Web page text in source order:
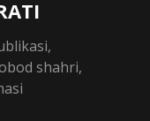
shahri,